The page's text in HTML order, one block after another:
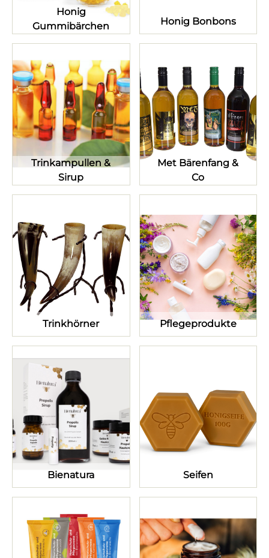
Honig
Gummibärchen
Honig Bonbons
Trinkampullen &
Sirup
Met Bärenfang &
Co
Trinkhörner Pflegeprodukte
Bienatura Seifen